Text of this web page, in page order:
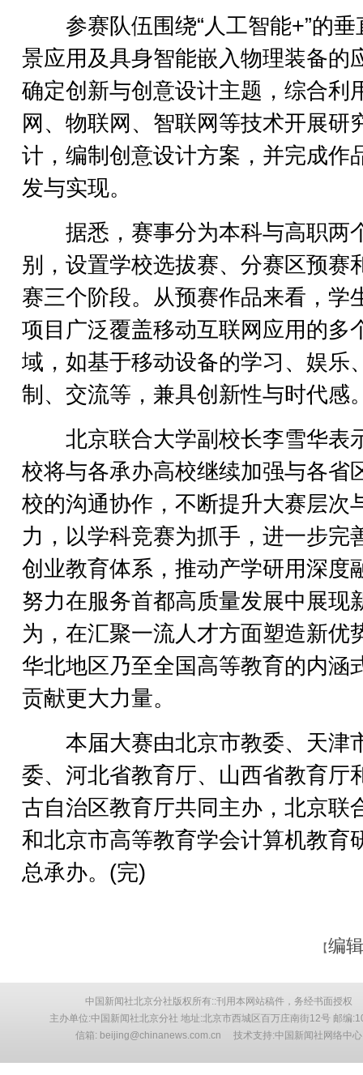
参赛队伍围绕“人工智能+”的垂
景应用及具身智能嵌入物理装备的
确定创新与创意设计主题，综合利
网、物联网、智联网等技术开展研
计，编制创意设计方案，并完成作
发与实现。
据悉，赛事分为本科与高职两
别，设置学校选拔赛、分赛区预赛
赛三个阶段。从预赛作品来看，学
项目广泛覆盖移动互联网应用的多
域，如基于移动设备的学习、娱乐
制、交流等，兼具创新性与时代感
北京联合大学副校长李雪华表
校将与各承办高校继续加强与各省
校的沟通协作，不断提升大赛层次
力，以学科竞赛为抓手，进一步完
创业教育体系，推动产学研用深度
努力在服务首都高质量发展中展现
为，在汇聚一流人才方面塑造新优
华北地区乃至全国高等教育的内涵
贡献更大力量。
本届大赛由北京市教委、天津
委、河北省教育厅、山西省教育厅
古自治区教育厅共同主办，北京联
和北京市高等教育学会计算机教育
总承办。(完)
【编
中国新闻社北京分社版权所有::刊用本网站稿件，务经书面授权
主办单位:中国新闻社北京分社 地址:北京市西城区百万庄南街12号 邮编
信箱: beijing@chinanews.com.cn 技术支持:中国新闻社网络中心